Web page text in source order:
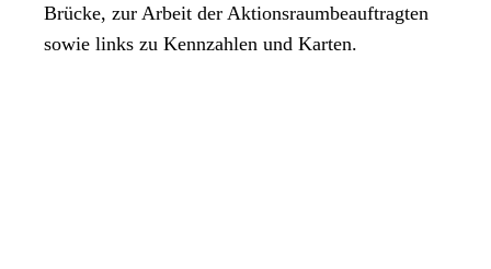
Brücke, zur Arbeit der Aktionsraumbeauftragten
sowie links zu Kennzahlen und Karten.